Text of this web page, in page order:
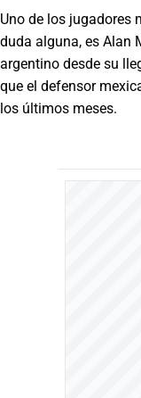
Uno de los jugadores
duda alguna, es Alan
argentino desde su
que el defensor
los últimos meses.